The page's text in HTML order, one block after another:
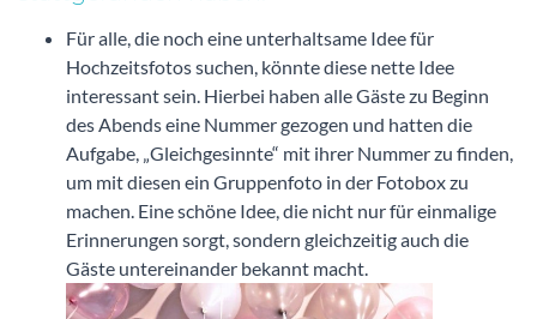
Für alle, die noch eine unterhaltsame Idee für
Hochzeitsfotos suchen, könnte diese nette Idee
interessant sein. Hierbei haben alle Gäste zu Beginn
des Abends eine Nummer gezogen und hatten die
Aufgabe, „Gleichgesinnte“ mit ihrer Nummer zu finden,
um mit diesen ein Gruppenfoto in der Fotobox zu
machen. Eine schöne Idee, die nicht nur für einmalige
Erinnerungen sorgt, sondern gleichzeitig auch die
Gäste untereinander bekannt macht.